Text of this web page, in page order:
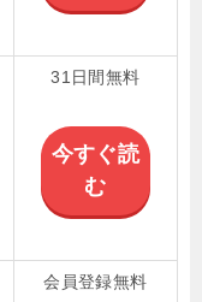
31日間無料
今すぐ読
む
会員登録無料